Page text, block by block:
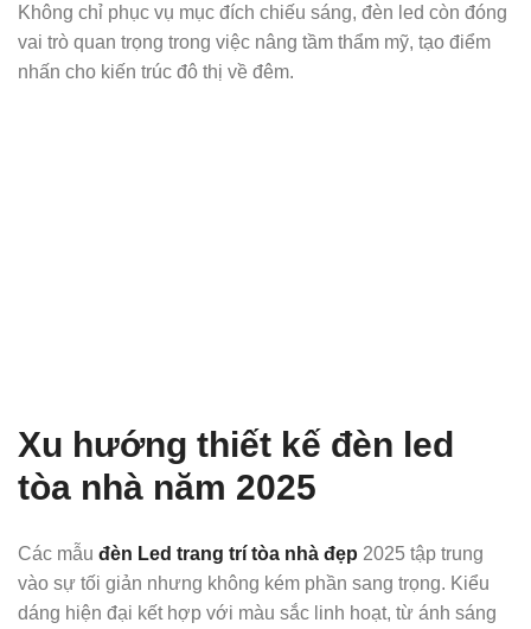
Không chỉ phục vụ mục đích chiếu sáng, đèn led còn đóng
vai trò quan trọng trong việc nâng tầm thẩm mỹ, tạo điểm
nhấn cho kiến trúc đô thị về đêm.
Xu hướng thiết kế đèn led
tòa nhà năm 2025
Các mẫu đèn Led trang trí tòa nhà đẹp 2025 tập trung
vào sự tối giản nhưng không kém phần sang trọng. Kiểu
dáng hiện đại kết hợp với màu sắc linh hoạt, từ ánh sáng